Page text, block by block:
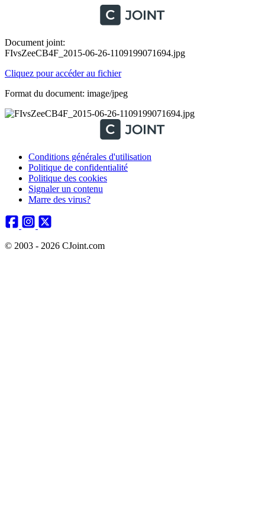
Document joint:
FIvsZeeCB4F_2015-06-26-1109199071694.jpg
Cliquez pour accéder au fichier
Format du document: image/jpeg
Conditions générales d'utilisation
Politique de confidentialité
Politique des cookies
Signaler un contenu
Marre des virus?
© 2003 - 2026 CJoint.com